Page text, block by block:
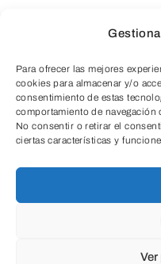
Para ofrecer las mejores
cookies para almacenar y/o
consentimiento de estas
comportamiento de
No consentir o retirar el
ciertas características y
Ver